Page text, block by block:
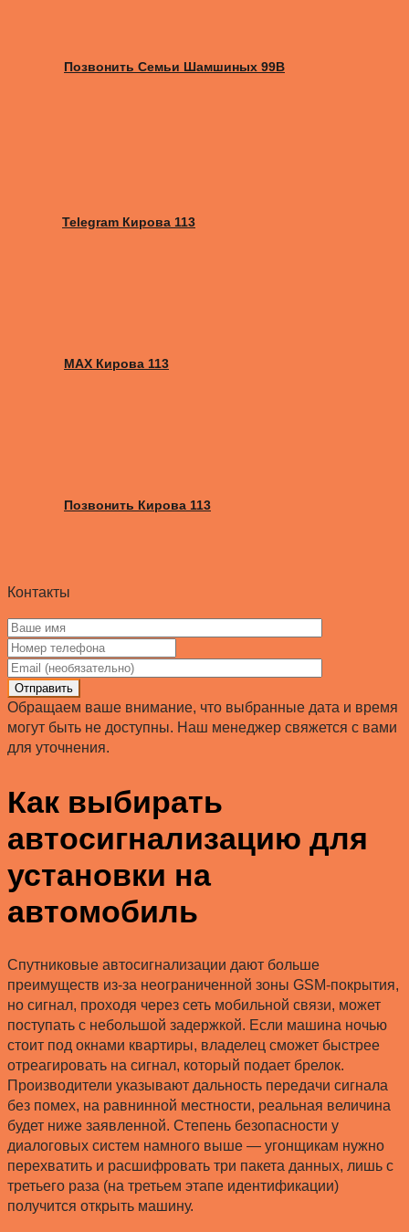
Позвонить Семьи Шамшиных 99В
Telegram Кирова 113
MAX Кирова 113
Позвонить Кирова 113
Контакты
Отправить
Обращаем ваше внимание, что выбранные дата и время
могут быть не доступны. Наш менеджер свяжется с вами
для уточнения.
Как выбирать
автосигнализацию для
установки на
автомобиль
Спутниковые автосигнализации дают больше
преимуществ из-за неограниченной зоны GSM-покрытия,
но сигнал, проходя через сеть мобильной связи, может
поступать с небольшой задержкой. Если машина ночью
стоит под окнами квартиры, владелец сможет быстрее
отреагировать на сигнал, который подает брелок.
Производители указывают дальность передачи сигнала
без помех, на равнинной местности, реальная величина
будет ниже заявленной. Степень безопасности у
диалоговых систем намного выше — угонщикам нужно
перехватить и расшифровать три пакета данных, лишь с
третьего раза (на третьем этапе идентификации)
получится открыть машину.